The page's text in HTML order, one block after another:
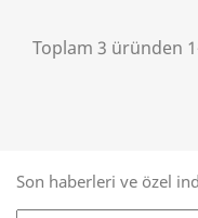
Toplam 3 üründen
Son haberleri ve özel